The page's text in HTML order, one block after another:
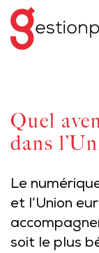
Quel
dans
Le
et l’Union
soit le plus